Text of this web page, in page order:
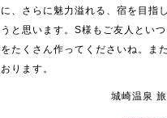
、さらに魅力溢れる、宿を目指
と思います。S様もご友人とい
たくさん作ってくださいね。ま
ります。
城崎温泉